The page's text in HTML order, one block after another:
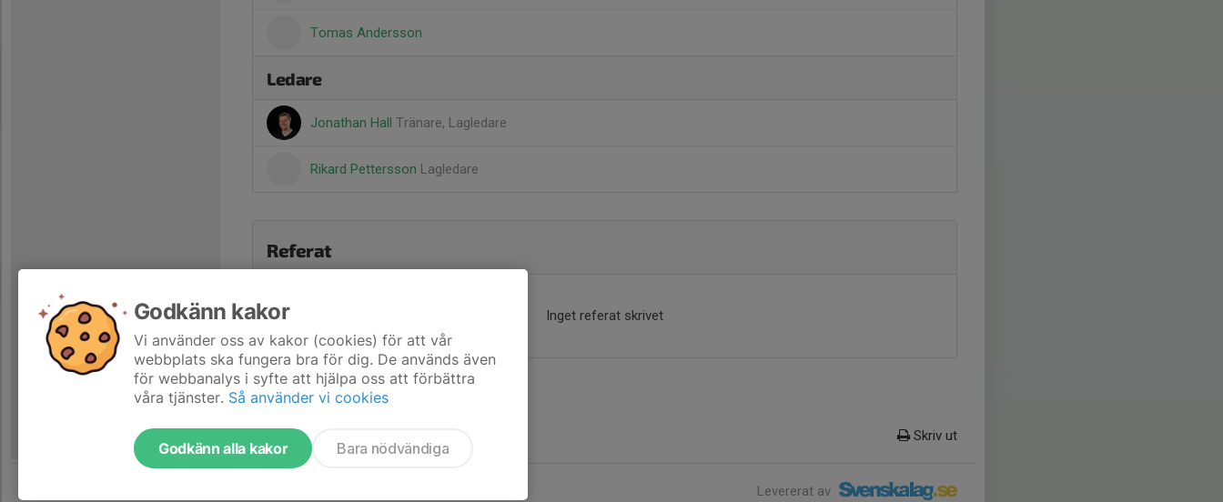
Tomas Andersson
Ledare
Jonathan Hall Tränare, Lagledare
Rikard Pettersson Lagledare
Referat
Inget referat skrivet
Skriv ut
Levererat av
Godkänn kakor
Vi använder oss av kakor (cookies) för att vår
webbplats ska fungera bra för dig. De används även
för webbanalys i syfte att hjälpa oss att förbättra
våra tjänster. Så använder vi cookies
Godkänn alla kakor Bara nödvändiga